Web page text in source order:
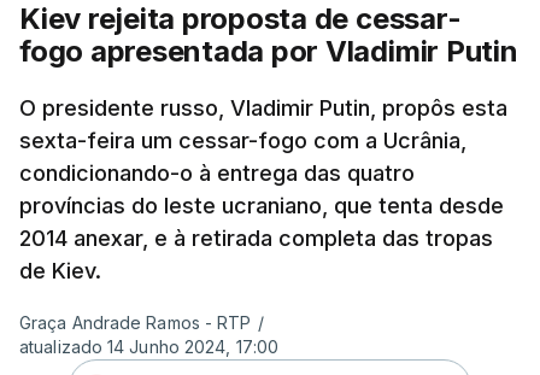
Kiev rejeita proposta de cessar-
fogo apresentada por Vladimir Putin
O presidente russo, Vladimir Putin, propôs esta
sexta-feira um cessar-fogo com a Ucrânia,
condicionando-o à entrega das quatro
províncias do leste ucraniano, que tenta desde
2014 anexar, e à retirada completa das tropas
de Kiev.
Graça Andrade Ramos - RTP /
atualizado 14 Junho 2024, 17:00